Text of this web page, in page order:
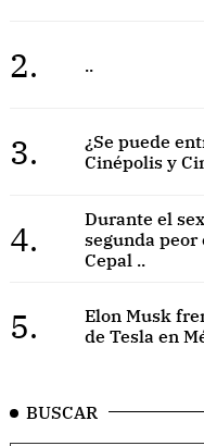
2. ..
3.
¿Se puede
Cinépolis y
4.
Durante el
segunda peor
Cepal ..
5.
Elon Musk
de Tesla en
BUSCAR